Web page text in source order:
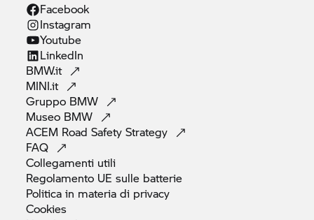
Facebook
Instagram
Youtube
LinkedIn
BMW.it
MINI.it
Gruppo BMW
Museo BMW
ACEM Road SafetyStrategy
FAQ
Collegamenti utili
Regolamento UE sulle batterie
Politica in materia di privacy
Cookies